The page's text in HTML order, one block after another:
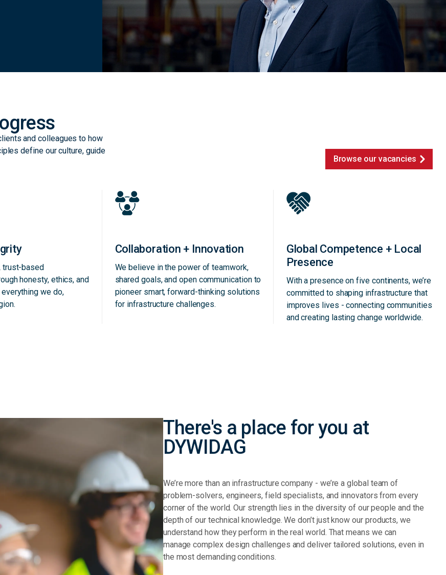
and colleagues to how
define our culture, guide
Browse our vacancies
trust-based
honesty, ethics, and
we do,
Collaboration + Innovation
We believe in the power of teamwork,
shared goals, and open communication to
pioneer smart, forward-thinking solutions
for infrastructure challenges.
Global Competence + Local
Presence
With a presence on five continents, we’re
committed to shaping infrastructure that
improves lives - connecting communities
and creating lasting change worldwide.
There's a place for you at
DYWIDAG
We’re more than an infrastructure company - we’re a global team of
problem-solvers, engineers, field specialists, and innovators from every
corner of the world. Our strength lies in the diversity of our people and the
depth of our technical knowledge. We don’t just know our products, we
understand how they perform in the real world. That means we can
manage complex design challenges and deliver tailored solutions, even in
the most demanding conditions.